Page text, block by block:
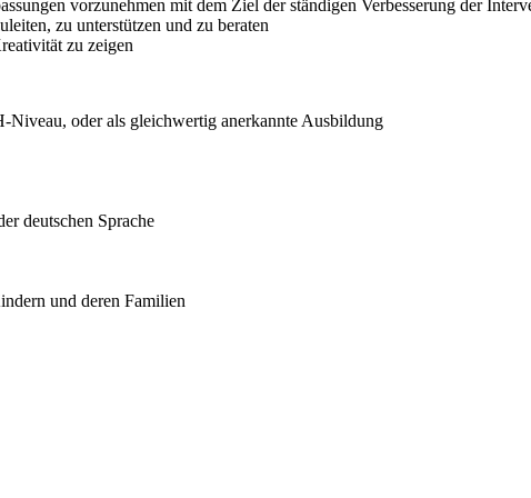
vorzunehmen mit dem Ziel der ständigen Verbesserung der
zu unterstützen und zu beraten
zu zeigen
oder als gleichwertig anerkannte Ausbildung
deutschen Sprache
und deren Familien